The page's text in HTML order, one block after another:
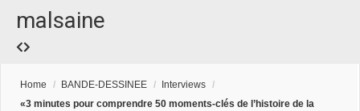
malsaine
Home / BANDE-DESSINEE / Interviews /
«3 minutes pour comprendre 50 moments-clés de l’histoire de la